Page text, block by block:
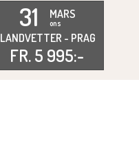
31 MARS
ons
LANDVETTER - PRAG
FR.5 995:-